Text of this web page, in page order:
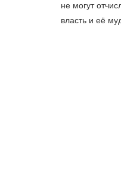
не могут
власть и её